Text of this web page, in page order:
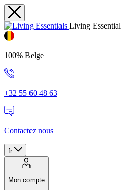
Living
100% Belge
+32 55 60 48 63
Contactez nous
fr
Mon compte